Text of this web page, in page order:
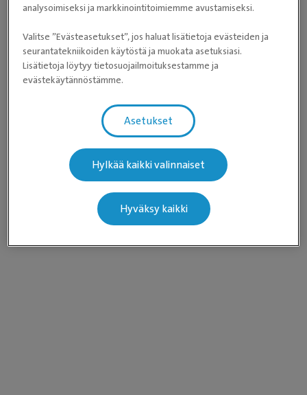
analysoimiseksi ja markkinointitoimiemme avustamiseksi.
Valitse ”Evästeasetukset”, jos haluat lisätietoja evästeiden ja
seurantatekniikoiden käytöstä ja muokata asetuksiasi.
Lisätietoja löytyy tietosuojailmoituksestamme ja
evästekäytännöstämme.
Asetukset
Hylkää kaikki valinnaiset
Hyväksy kaikki